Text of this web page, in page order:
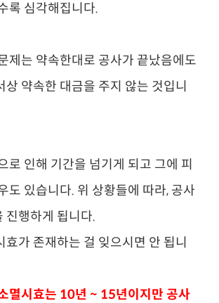
록 심각해집니다.
제는 약속한대로 공사가 끝났음에도
상 약속한 대금을 주지 않는 것입니
로 인해 기간을 넘기게 되고 그에 피
도 있습니다. 위 상황들에 따라, 공사
진행하게 됩니다.
효가 존재하는 걸 잊으시면 안 됩니
멸시효는 10년 ~ 15년이지만 공사